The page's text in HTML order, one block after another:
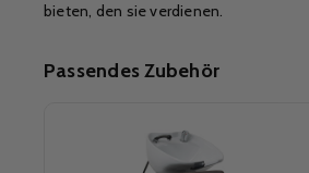
bieten, den sie verdienen.
Passendes Zubehör